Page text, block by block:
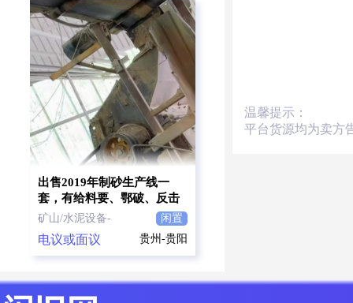
出售2019年制砂生产线一
套，有给料要、鄂破、反击
破、平筛、振动筛、制砂
矿山/水泥设备- 闲置
电议或面议 贵州-贵阳
温馨提示：
平台货源均为卖方